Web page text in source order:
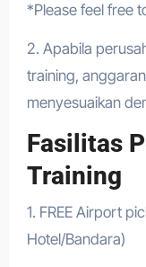
*Please feel free
2. Apabila
training,
menyesuaikan
Fasilitas
Training
1. FREE Airport
Hotel/Bandara)